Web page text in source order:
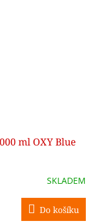
ml OXY Blue
SKLADEM
Do košíku